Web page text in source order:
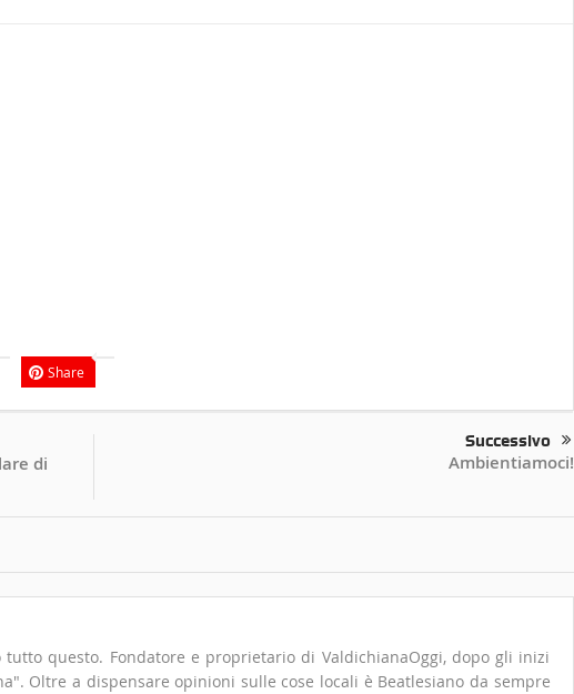
Share
di
Successivo
Ambientiamoci!
questo. Fondatore e proprietario di ValdichianaOggi, dopo gli inizi
Oltre a dispensare opinioni sulle cose locali è Beatlesiano da sempre